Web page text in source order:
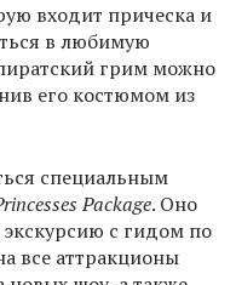
входит прическа и
в любимую
грим можно
его костюмом из
специальным
Package. Оно
с гидом по
все аттракционы